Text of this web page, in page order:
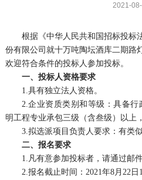
2021-
根据《中华人民共和国招标投标
份有限公司就十万吨陶坛酒库二期路
欢迎符合条件的投标人参加投标。
一、投标人资格要求
1. 具有独立法人资格。
2. 企业资质类别和等级：具备
明工程专业承包三级（含叁级）以上
3. 拟选派项目负责人要求：有类
二、报名要求
1.
凡有意参加投标者，请通过邮
2. 报名截止时间： 2021 年8月 22 日